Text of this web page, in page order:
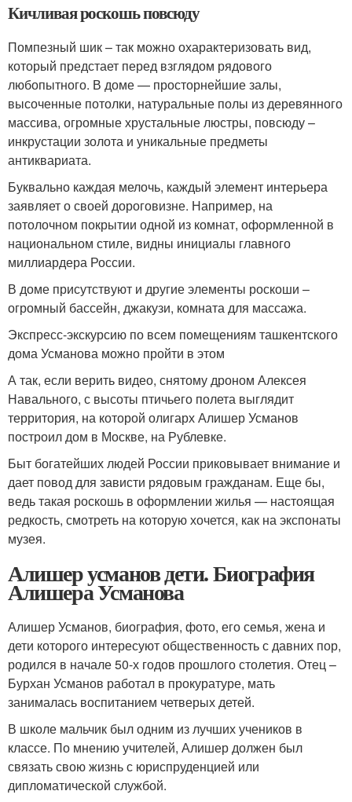
Кичливая роскошь повсюду
Помпезный шик – так можно охарактеризовать вид,
который предстает перед взглядом рядового
любопытного. В доме — просторнейшие залы,
высоченные потолки, натуральные полы из деревянного
массива, огромные хрустальные люстры, повсюду –
инкрустации золота и уникальные предметы
антиквариата.
Буквально каждая мелочь, каждый элемент интерьера
заявляет о своей дороговизне. Например, на
потолочном покрытии одной из комнат, оформленной в
национальном стиле, видны инициалы главного
миллиардера России.
В доме присутствуют и другие элементы роскоши –
огромный бассейн, джакузи, комната для массажа.
Экспресс-экскурсию по всем помещениям ташкентского
дома Усманова можно пройти в этом
А так, если верить видео, снятому дроном Алексея
Навального, с высоты птичьего полета выглядит
территория, на которой олигарх Алишер Усманов
построил дом в Москве, на Рублевке.
Быт богатейших людей России приковывает внимание и
дает повод для зависти рядовым гражданам. Еще бы,
ведь такая роскошь в оформлении жилья — настоящая
редкость, смотреть на которую хочется, как на экспонаты
музея.
Алишер усманов дети. Биография
Алишера Усманова
Алишер Усманов, биография, фото, его семья, жена и
дети которого интересуют общественность с давних пор,
родился в начале 50-х годов прошлого столетия. Отец –
Бурхан Усманов работал в прокуратуре, мать
занималась воспитанием четверых детей.
В школе мальчик был одним из лучших учеников в
классе. По мнению учителей, Алишер должен был
связать свою жизнь с юриспруденцией или
дипломатической службой.